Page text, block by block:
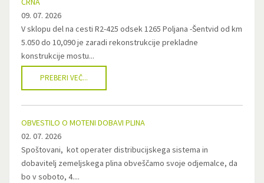
09. 07. 2026
V sklopu del na cesti R2-425 odsek 1265 Poljana -Šentvid od km
5.050 do 10,090 je zaradi rekonstrukcije prekladne
konstrukcije mostu...
PREBERI VEČ...
OBVESTILO O MOTENI DOBAVI PLINA
02. 07. 2026
Spoštovani, kot operater distribucijskega sistema in
dobavitelj zemeljskega plina obveščamo svoje odjemalce, da
bo v soboto, 4....